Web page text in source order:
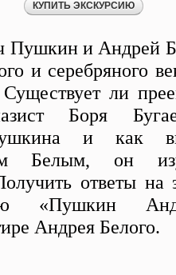
Пушкин и Андрей
и серебряного
ли
Боря
и как
Белым, он
ответы
«Пушкин
Андрея Белого.